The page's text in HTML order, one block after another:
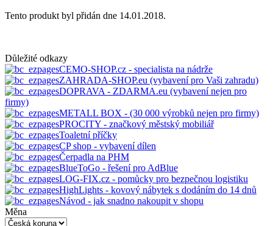
Tento produkt byl přidán dne 14.01.2018.
Důležité odkazy
CEMO-SHOP.cz - specialista na nádrže
ZAHRADA-SHOP.eu (vybavení pro Vaši zahradu)
DOPRAVA - ZDARMA.eu (vybavení nejen pro
firmy)
METALL BOX - (30 000 výrobků nejen pro firmy)
PROCITY - značkový městský mobiliář
Toaletní příčky
CP shop - vybavení dílen
Čerpadla na PHM
BlueToGo - řešení pro AdBlue
LOG-FIX.cz - pomůcky pro bezpečnou logistiku
HighLights - kovový nábytek s dodáním do 14 dnů
Návod - jak snadno nakoupit v shopu
Měna